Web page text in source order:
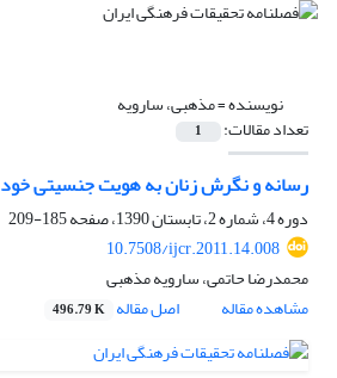
نویسنده =مذهبی، سارویه
تعداد مقالات: 1
رسانه و نگرش زنان به هویت جنسیتی خود
دوره 4، شماره 2، تابستان 1390، صفحه
185-209
10.7508/ijcr.2011.14.008
محمدرضا حاتمی، سارویه مذهبی
مشاهده مقاله
اصل مقاله 496.79 K